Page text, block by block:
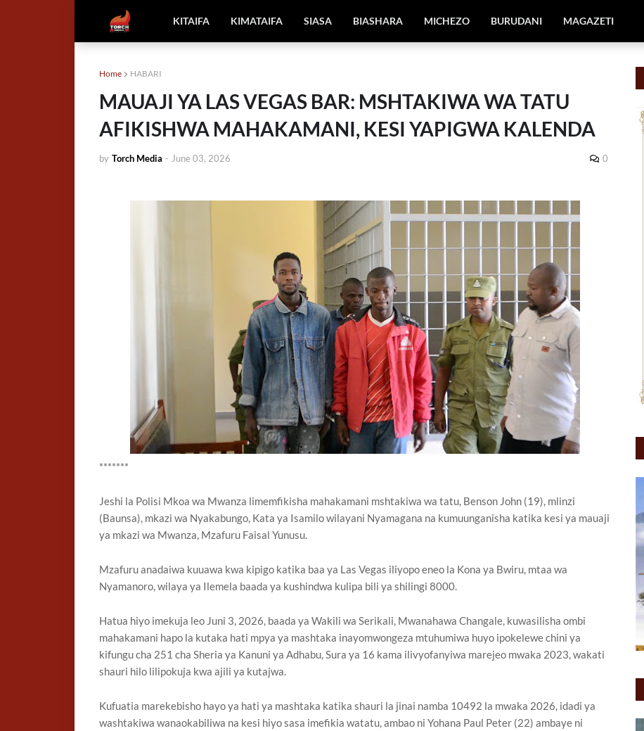
KITAIFA KIMATAIFA SIASA BIASHARA MICHEZO BURUDANI MAGAZETI
Home HABARI
MAUAJI YA LAS VEGAS BAR: MSHTAKIWA WA TATU
AFIKISHWA MAHAKAMANI, KESI YAPIGWA KALENDA
by Torch Media - June 03, 2026 0
*******
Jeshi la Polisi Mkoa wa Mwanza limemfikisha mahakamani mshtakiwa wa tatu, Benson John (19), mlinzi
(Baunsa), mkazi wa Nyakabungo, Kata ya Isamilo wilayani Nyamagana na kumuunganisha katika kesi ya mauaji
ya mkazi wa Mwanza, Mzafuru Faisal Yunusu.
Mzafuru anadaiwa kuuawa kwa kipigo katika baa ya Las Vegas iliyopo eneo la Kona ya Bwiru, mtaa wa
Nyamanoro, wilaya ya Ilemela baada ya kushindwa kulipa bili ya shilingi 8000.
Hatua hiyo imekuja leo Juni 3, 2026, baada ya Wakili wa Serikali, Mwanahawa Changale, kuwasilisha ombi
mahakamani hapo la kutaka hati mpya ya mashtaka inayomwongeza mtuhumiwa huyo ipokelewe chini ya
kifungu cha 251 cha Sheria ya Kanuni ya Adhabu, Sura ya 16 kama ilivyofanyiwa marejeo mwaka 2023, wakati
shauri hilo lilipokuja kwa ajili ya kutajwa.
Kufuatia marekebisho hayo ya hati ya mashtaka katika shauri la jinai namba 10492 la mwaka 2026, idadi ya
washtakiwa wanaokabiliwa na kesi hiyo sasa imefikia watatu, ambao ni Yohana Paul Peter (22) ambaye ni